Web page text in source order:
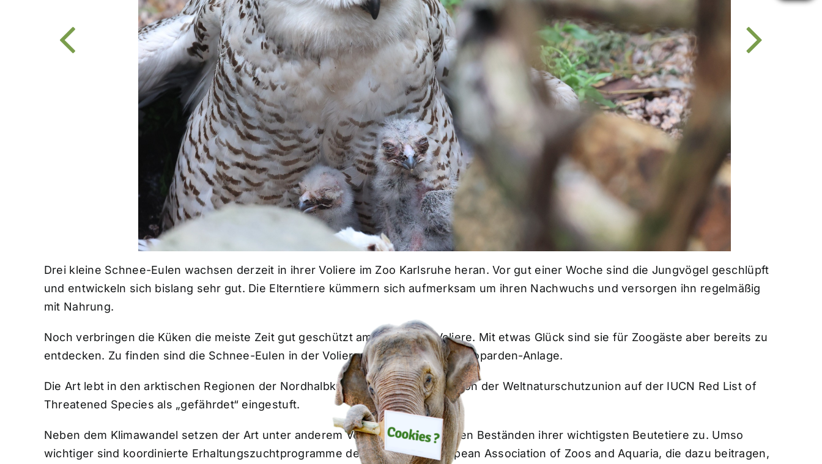
Drei kleine Schnee-Eulen wachsen derzeit in ihrer Voliere im Zoo Karlsruhe heran. Vor gut einer Woche sind die Jungvögel geschlüpft
und entwickeln sich bislang sehr gut. Die Elterntiere kümmern sich aufmerksam um ihren Nachwuchs und versorgen ihn regelmäßig
mit Nahrung.
Noch verbringen die Küken die meiste Zeit gut geschützt am Boden der Voliere. Mit etwas Glück sind sie für Zoogäste aber bereits zu
entdecken. Zu finden sind die Schnee-Eulen in der Voliere neben der Schneeleoparden-Anlage.
Die Art lebt in den arktischen Regionen der Nordhalbkugel. Ihr Bestand wird von der Weltnaturschutzunion auf der IUCN Red List of
Threatened Species als „gefährdet“ eingestuft.
Neben dem Klimawandel setzen der Art unter anderem Veränderungen bei den Beständen ihrer wichtigsten Beutetiere zu. Umso
wichtiger sind koordinierte Erhaltungszuchtprogramme der EAZA – the European Association of Zoos and Aquaria, die dazu beitragen,